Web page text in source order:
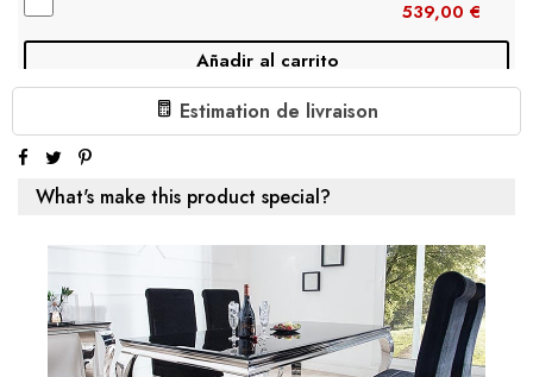
539,00 €
Añadir al carrito
NOIR VERRE OPALIN PIEDS DORÉS:
€639.00
Estimation de livraison
What's make this product special?